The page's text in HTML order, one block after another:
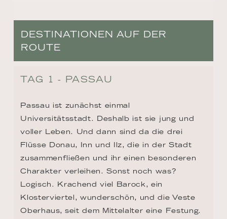
DESTINATIONEN AUF DER
ROUTE
TAG 1 - PASSAU
Passau ist zunächst einmal
Universitätsstadt. Deshalb ist sie jung und
voller Leben. Und dann sind da die drei
Flüsse Donau, Inn und Ilz, die in der Stadt
zusammenfließen und ihr einen besonderen
Charakter verleihen. Sonst noch was?
Logisch. Krachend viel Barock, ein
Klosterviertel, wunderschön, und die Veste
Oberhaus, seit dem Mittelalter eine Festung.